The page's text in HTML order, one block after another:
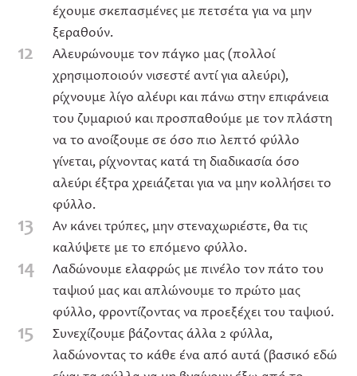
έχουμε σκεπασμένες με πετσέτα για να μην
ξεραθούν.
12
Αλευρώνουμε τον πάγκο μας (πολλοί
χρησιμοποιούν νισεστέ αντί για αλεύρι),
ρίχνουμε λίγο αλέυρι και πάνω στην επιφάνεια
του ζυμαριού και προσπαθούμε με τον πλάστη
να το ανοίξουμε σε όσο πιο λεπτό φύλλο
γίνεται, ρίχνοντας κατά τη διαδικασία όσο
αλεύρι έξτρα χρειάζεται για να μην κολλήσει το
φύλλο.
13
Αν κάνει τρύπες, μην στεναχωριέστε, θα τις
καλύψετε με το επόμενο φύλλο.
14
Λαδώνουμε ελαφρώς με πινέλο τον πάτο του
ταψιού μας και απλώνουμε το πρώτο μας
φύλλο, φροντίζοντας να προεξέχει του ταψιού.
15
Συνεχίζουμε βάζοντας άλλα 2 φύλλα,
λαδώνοντας το κάθε ένα από αυτά (βασικό εδώ